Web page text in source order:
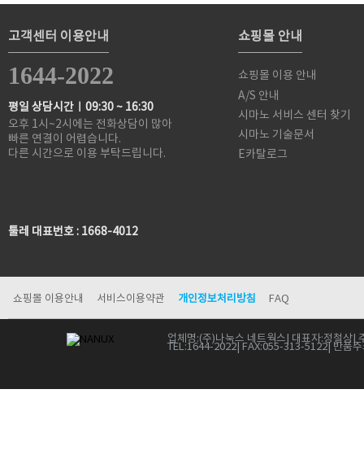
고객센터 이용안내
1644-2022
평일 상담시간ㅣ09:30 ~ 16:30
오후 1시~2시에는 전화상담이 많아
빠른 연결이 어렵습니다.
다른 시간으로 이용 부탁드립니다.
툴레 대표번호 : 1668-4012
쇼핑몰 안내
쇼핑몰 이용 안내
A/S 안내
시마노 서비스 센터 찾기
시마노 기술문서
E카탈로그
쇼핑몰 이용안내 서비스이용약관 개인정보처리방침 FAQ
업체명:(주)나눅스 네트웍스 | 대표자:정철상|
TEL:1644-2022 | FAX:055-313-5122 | 반품